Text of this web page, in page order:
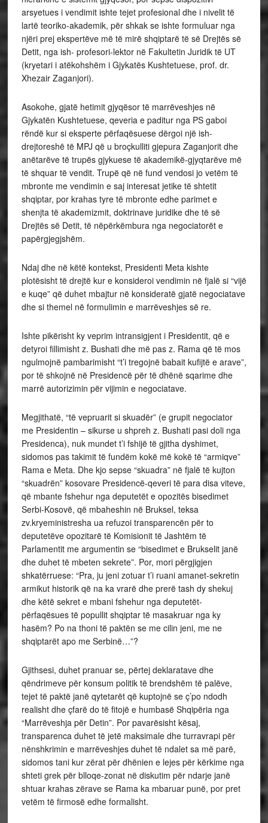
arsyetues i vendimit ishte tejet profesional dhe i nivelit të
lartë teoriko-akademik, për shkak se ishte formuluar nga
njëri prej ekspertëve më të mirë shqiptarë të së Drejtës së
Detit, nga ish- profesori-lektor në Fakultetin Juridik të UT
(kryetari i atëkohshëm i Gjykatës Kushtetuese, prof. dr.
Xhezair Zaganjori).
Asokohe, gjatë hetimit gjyqësor të marrëveshjes në
Gjykatën Kushtetuese, qeveria e paditur nga PS gaboi
rëndë kur si eksperte përfaqësuese dërgoi një ish-
drejtoreshë të MPJ që u broçkulliti gjepura Zaganjorit dhe
anëtarëve të trupës gjykuese të akademikë-gjyqtarëve më
të shquar të vendit. Trupë që në fund vendosi jo vetëm të
mbronte me vendimin e saj interesat jetike të shtetit
shqiptar, por krahas tyre të mbronte edhe parimet e
shenjta të akademizmit, doktrinave juridike dhe të së
Drejtës së Detit, të nëpërkëmbura nga negociatorët e
papërgjegjshëm.
Ndaj dhe në këtë kontekst, Presidenti Meta kishte
plotësisht të drejtë kur e konsideroi vendimin në fjalë si “vijë
e kuqe” që duhet mbajtur në konsideratë gjatë negociatave
dhe si themel në formulimin e marrëveshjes së re.
Ishte pikërisht ky veprim intransigjent i Presidentit, që e
detyroi fillimisht z. Bushati dhe më pas z. Rama që të mos
ngulmojnë pambarimisht “t’i tregojnë babait kufijtë e arave”,
por të shkojnë në Presidencë për të dhënë sqarime dhe
marrë autorizimin për vijimin e negociatave.
Megjithatë, “të vepruarit si skuadër” (e grupit negociator
me Presidentin – sikurse u shpreh z. Bushati pasi doli nga
Presidenca), nuk mundet t’i fshijë të gjitha dyshimet,
sidomos pas takimit të fundëm kokë më kokë të “armiqve”
Rama e Meta. Dhe kjo sepse “skuadra” në fjalë të kujton
“skuadrën” kosovare Presidencë-qeveri të para disa viteve,
që mbante fshehur nga deputetët e opozitës bisedimet
Serbi-Kosovë, që mbaheshin në Bruksel, teksa
zv.kryeministresha ua refuzoi transparencën për to
deputetëve opozitarë të Komisionit të Jashtëm të
Parlamentit me argumentin se “bisedimet e Brukselit janë
dhe duhet të mbeten sekrete”. Por, mori përgjigjen
shkatërruese: “Pra, ju jeni zotuar t’i ruani amanet-sekretin
armikut historik që na ka vrarë dhe prerë tash dy shekuj
dhe këtë sekret e mbani fshehur nga deputetët-
përfaqësues të popullit shqiptar të masakruar nga ky
hasëm? Po na thoni të paktën se me cilin jeni, me ne
shqiptarët apo me Serbinë…”?
Gjithsesi, duhet pranuar se, përtej deklaratave dhe
qëndrimeve për konsum politik të brendshëm të palëve,
tejet të paktë janë qytetarët që kuptojnë se ç’po ndodh
realisht dhe çfarë do të fitojë e humbasë Shqipëria nga
“Marrëveshja për Detin”. Por pavarësisht kësaj,
transparenca duhet të jetë maksimale dhe turravrapi për
nënshkrimin e marrëveshjes duhet të ndalet sa më parë,
sidomos tani kur zërat për dhënien e lejes për kërkime nga
shteti grek për blloqe-zonat në diskutim për ndarje janë
shtuar krahas zërave se Rama ka mbaruar punë, por pret
vetëm të firmosë edhe formalisht.